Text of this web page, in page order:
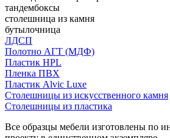
тандембоксы
столешница из камня
бутылочница
ЛДСП
Полотно АГТ (МДФ)
Пластик HPL
Пленка ПВХ
Пластик Alvic Luxe
Столешницы из искусственного камня
Столешницы из пластика
Все образцы мебели изготовлены по